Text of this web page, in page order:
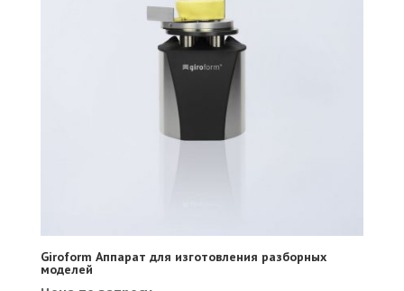
Giroform Аппарат для изготовления разборных
моделей